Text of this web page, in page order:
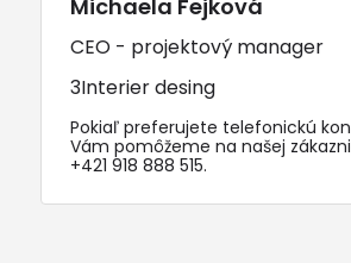
Michaela Fejková
CEO - projektový manager
3Interier desing
Pokiaľ preferujete telefonickú
Vám pomôžeme na našej
+421 918 888 515.